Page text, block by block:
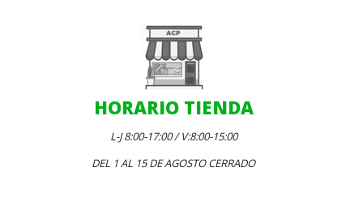
HORARIO TIENDA
L-J 8:00-17:00 / V:8:00-15:00
DEL 1 AL 15 DE AGOSTO CERRADO